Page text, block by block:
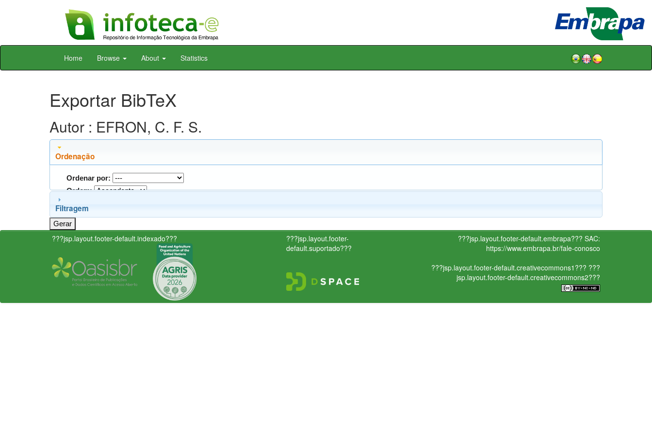
Skip
Home Browse About Statistics
Exportar BibTeX
Autor : EFRON, C. F. S.
Ordenação
Ordenar por:
Ordem:
Filtragem
???jsp.layout.footer-default.indexado???
???jsp.layout.footer-
default.suportado???
???jsp.layout.footer-default.embrapa??? SAC:
https://www.embrapa.br/fale-conosco
???jsp.layout.footer-default.creativecommons1??? ???
jsp.layout.footer-default.creativecommons2???